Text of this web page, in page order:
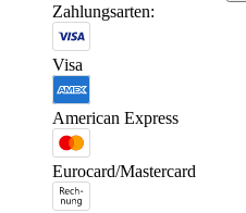
Zahlungsarten:
Visa
American Express
Eurocard/Mastercard